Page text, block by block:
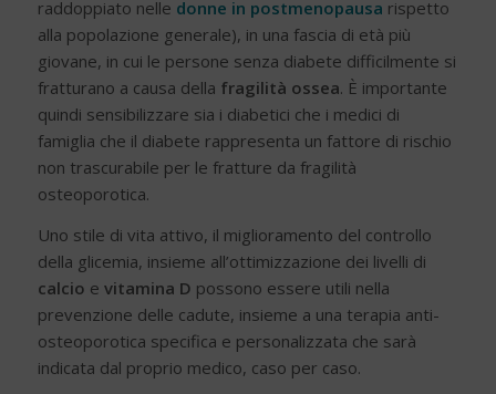
raddoppiato nelle donne in postmenopausa rispetto
alla popolazione generale), in una fascia di età più
giovane, in cui le persone senza diabete difficilmente si
fratturano a causa della fragilità ossea. È importante
quindi sensibilizzare sia i diabetici che i medici di
famiglia che il diabete rappresenta un fattore di rischio
non trascurabile per le fratture da fragilità
osteoporotica.
Uno stile di vita attivo, il miglioramento del controllo
della glicemia, insieme all’ottimizzazione dei livelli di
calcio e vitamina D possono essere utili nella
prevenzione delle cadute, insieme a una terapia anti-
osteoporotica specifica e personalizzata che sarà
indicata dal proprio medico, caso per caso.